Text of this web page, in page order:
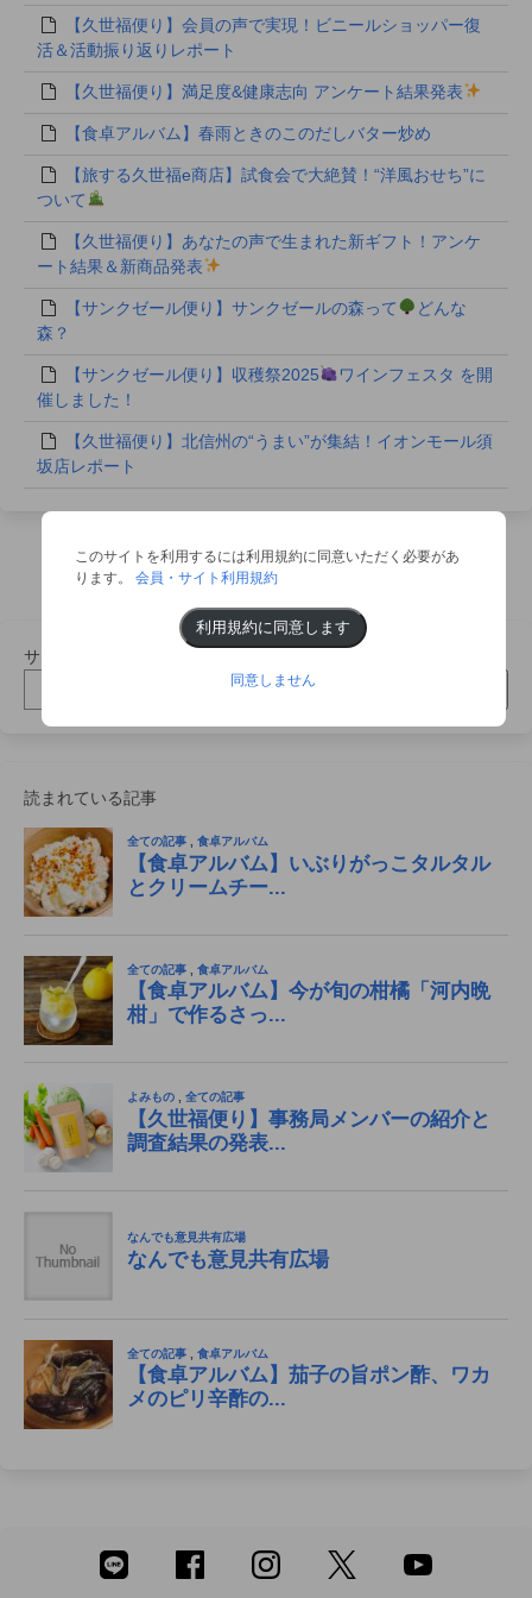
【久世福便り】会員の声で実現！ビニールショッパー復
活＆活動振り返りレポート
【久世福便り】満足度&健康志向 アンケート結果発表
【食卓アルバム】春雨ときのこのだしバター炒め
【旅する久世福e商店】試食会で大絶賛！“洋風おせち”に
ついて
【久世福便り】あなたの声で生まれた新ギフト！アンケ
ート結果＆新商品発表
【サンクゼール便り】サンクゼールの森って
どんな
森？
【サンクゼール便り】収穫祭2025
ワインフェスタ を開
催しました！
【久世福便り】北信州の“うまい”が集結！イオンモール須
坂店レポート
1 2 … 17
サイト内記事検索
読まれている記事
このサイトを利用するには利用規約に同意いただく必要があ
ります。会員・サイト利用規約
利用規約に同意します
同意しません